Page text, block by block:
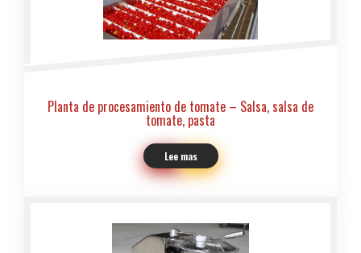
Planta de procesamiento de tomate – Salsa, salsa de
tomate, pasta
Lee mas